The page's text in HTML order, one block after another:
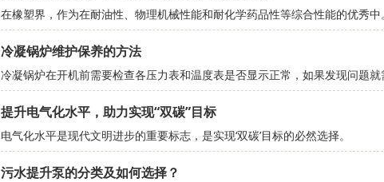
在橡塑界，作为在耐油性、物理机械性能和耐化学药品性等综合性能的优秀中。
冷凝锅炉维护保养的方法
冷凝锅炉在开机前需要检查各压力表和温度表是否显示正常，如果发现问题
提升电气化水平，助力实现“双碳”目标
电气化水平是现代文明进步的重要标志，是实现‘双碳’目标的必然选择。
污水提升泵的分类及如何选择？